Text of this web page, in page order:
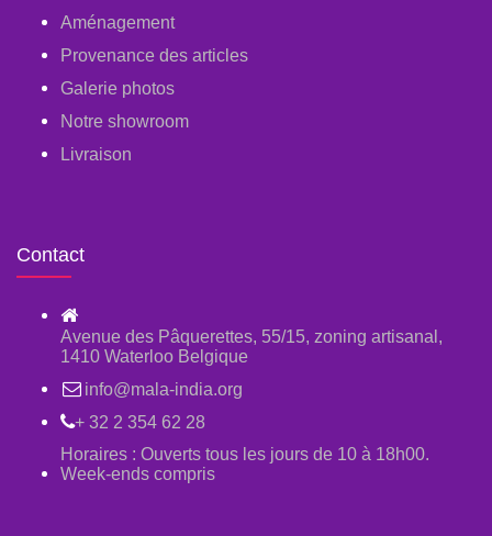
Aménagement
Provenance des articles
Galerie photos
Notre showroom
Livraison
Contact
Avenue des Pâquerettes, 55/15, zoning artisanal,
1410 Waterloo Belgique
info@mala-india.org
+ 32 2 354 62 28
Horaires : Ouverts tous les jours de 10 à 18h00.
Week-ends compris